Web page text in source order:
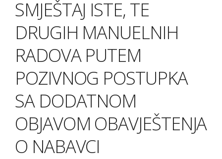
SMJEŠTAJ ISTE, TE
DRUGIH MANUELNIH
RADOVA PUTEM
POZIVNOG POSTUPKA
SA DODATNOM
OBJAVOM OBAVJEŠTENJA
O NABAVCI